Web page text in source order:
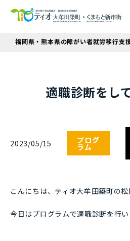
福岡県・熊本県の障がい者就労移行支
適職診断をし
2023/05/15 プログ
ラム
こんにちは、ティオ大牟田築町の
今日はプログラムで適職診断を行